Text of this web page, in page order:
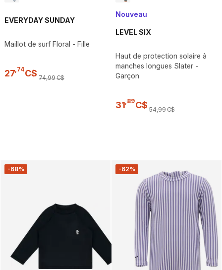
EVERYDAY SUNDAY
Maillot de surf Floral - Fille
27 74C$ 74,99C$
Nouveau
LEVEL SIX
Haut de protection solaire à
manches longues Slater -
Garçon
31 89C$ 54,99C$
-68% -62%